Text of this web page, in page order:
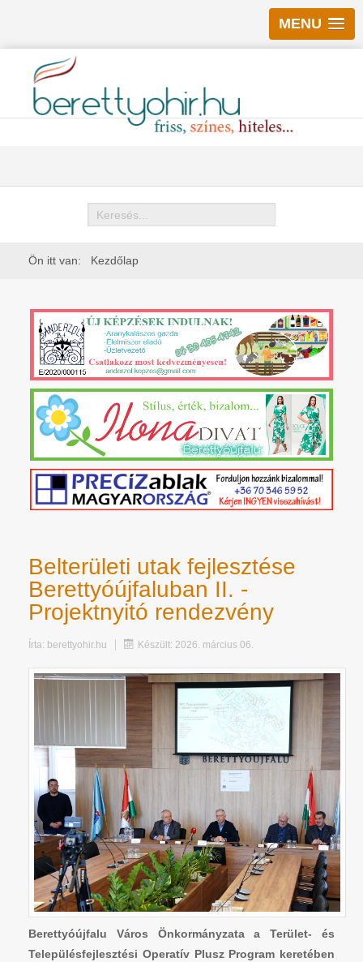
MENU
Keresés
Ön itt van: Kezdőlap
Belterületi utak fejlesztése
Berettyóújfaluban II. -
Projektnyitó rendezvény
Írta: berettyohir.hu Készült: 2026. március 06.
Berettyóújfalu Város Önkormányzata a Terület- és
Településfejlesztési Operatív Plusz Program keretében